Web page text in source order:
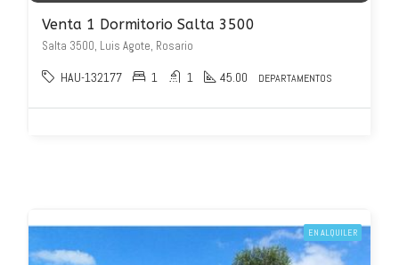
Venta 1 Dormitorio Salta 3500
Salta 3500, Luis Agote, Rosario
HAU-132177 1 1 45.00 DEPARTAMENTOS
EN ALQUILER